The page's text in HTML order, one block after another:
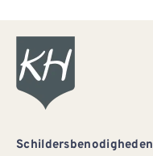
Schildersbenodigheden